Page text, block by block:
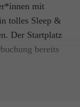
mit
tolles Sleep &
Der Startplatz
bereits